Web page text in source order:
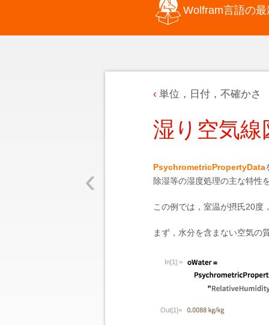
Wolfram言語の
‹
単位，日付，不確かさ
湿り空気線
PsychrometricPropertyData
除湿等の湿度処理の主な特性
この例では，室温が摂氏20度
まず，水分を含まない空気の
In[1]:=
Out[1]=